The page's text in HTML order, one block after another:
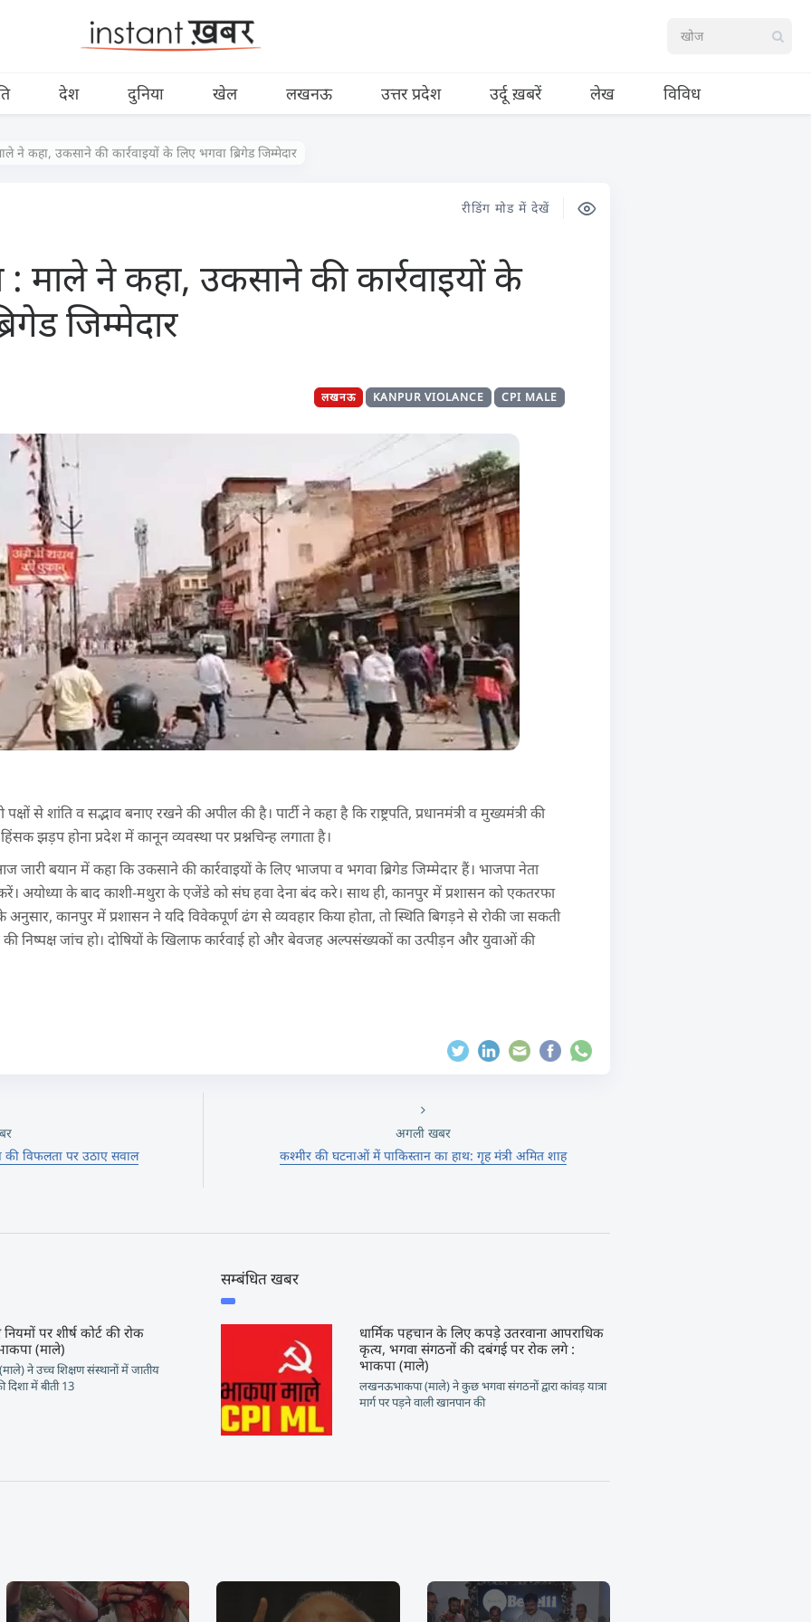
देश दुनिया खेल लखनऊ उत्तर प्रदेश उर्दू ख़बरें लेख विविध
ने कहा, उकसाने की कार्रवाइयों के लिए भगवा ब्रिगेड जिम्मेदार
रीडिंग मोड में देखें
: माले ने कहा, उकसाने की कार्रवाइयों के
जिम्मेदार
CPI MALE
KANPUR VIOLANCE
लखनऊ
से शांति व सद्भाव बनाए रखने की अपील की है। पार्टी ने कहा है कि राष्ट्रपति, प्रधानमंत्री व मुख्यमंत्री की
झड़प होना प्रदेश में कानून व्यवस्था पर प्रश्नचिन्ह लगाता है।
बयान में कहा कि उकसाने की कार्रवाइयों के लिए भाजपा व भगवा ब्रिगेड जिम्मेदार हैं। भाजपा नेता
अयोध्या के बाद काशी-मथुरा के एजेंडे को संघ हवा देना बंद करे। साथ ही, कानपुर में प्रशासन को एकतरफा
के अनुसार, कानपुर में प्रशासन ने यदि विवेकपूर्ण ढंग से व्यवहार किया होता, तो स्थिति बिगड़ने से रोकी जा सकती
निष्पक्ष जांच हो। दोषियों के खिलाफ कार्रवाई हो और बेवजह अल्पसंख्यकों का उत्पीड़न और युवाओं की
विफलता पर उठाए सवाल
अगली खबर
कश्मीर की घटनाओं में पाकिस्तान का हाथ: गृह मंत्री अमित शाह
पर शीर्ष कोर्ट की रोक
(माले)
ने उच्च शिक्षण संस्थानों में जातीय
दिशा में बीती 13
सम्बंधित खबर
धार्मिक पहचान के लिए कपड़े उतरवाना आपराधिक
कृत्य, भगवा संगठनों की दबंगई पर रोक लगे :
भाकपा (माले)
लखनऊभाकपा (माले) ने कुछ भगवा संगठनों द्वारा कांवड़ यात्रा
मार्ग पर पड़ने वाली खानपान की